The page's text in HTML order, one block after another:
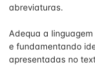
abreviaturas.
Adequa a
e fundamentando
apresentadas no